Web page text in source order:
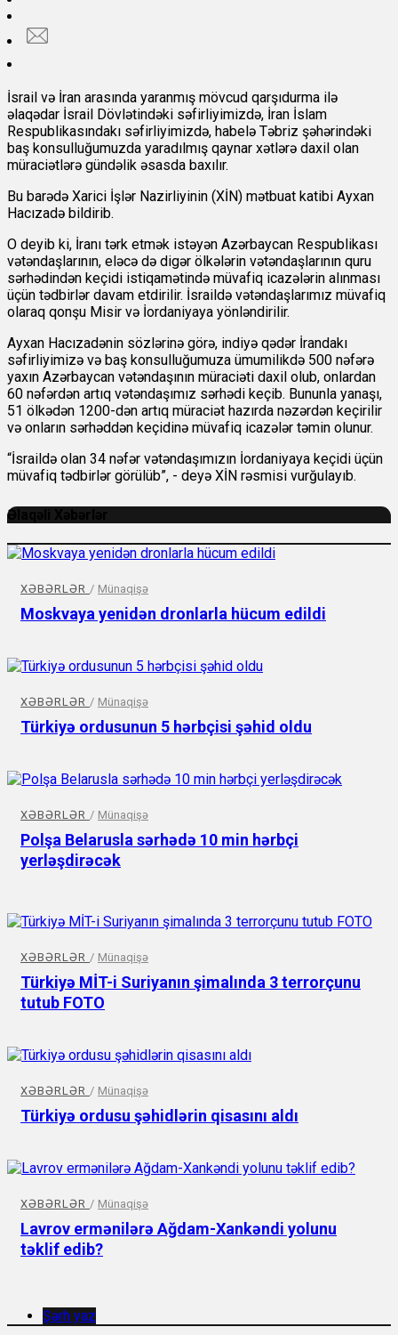
İsrail və İran arasında yaranmış mövcud qarşıdurma ilə
əlaqədar İsrail Dövlətindəki səfirliyimizdə, İran İslam
Respublikasındakı səfirliyimizdə, habelə Təbriz şəhərindəki
baş konsulluğumuzda yaradılmış qaynar xətlərə daxil olan
müraciətlərə gündəlik əsasda baxılır.
Bu barədə Xarici İşlər Nazirliyinin (XİN) mətbuat katibi Ayxan
Hacızadə bildirib.
O deyib ki, İranı tərk etmək istəyən Azərbaycan Respublikası
vətəndaşlarının, eləcə də digər ölkələrin vətəndaşlarının quru
sərhədindən keçidi istiqamətində müvafiq icazələrin alınması
üçün tədbirlər davam etdirilir. İsraildə vətəndaşlarımız müvafiq
olaraq qonşu Misir və İordaniyaya yönləndirilir.
Ayxan Hacızadənin sözlərinə görə, indiyə qədər İrandakı
səfirliyimizə və baş konsulluğumuza ümumilikdə 500 nəfərə
yaxın Azərbaycan vətəndaşının müraciəti daxil olub, onlardan
60 nəfərdən artıq vətəndaşımız sərhədi keçib. Bununla yanaşı,
51 ölkədən 1200-dən artıq müraciət hazırda nəzərdən keçirilir
və onların sərhəddən keçidinə müvafiq icazələr təmin olunur.
“İsraildə olan 34 nəfər vətəndaşımızın İordaniyaya keçidi üçün
müvafiq tədbirlər görülüb”, - deyə XİN rəsmisi vurğulayıb.
Əlaqəli Xəbərlər
XƏBƏRLƏR / Münaqişə
Moskvaya yenidən dronlarla hücum edildi
XƏBƏRLƏR / Münaqişə
Türkiyə ordusunun 5 hərbçisi şəhid oldu
XƏBƏRLƏR / Münaqişə
Polşa Belarusla sərhədə 10 min hərbçi
yerləşdirəcək
XƏBƏRLƏR / Münaqişə
Türkiyə MİT-i Suriyanın şimalında 3 terrorçunu
tutub FOTO
XƏBƏRLƏR / Münaqişə
Türkiyə ordusu şəhidlərin qisasını aldı
XƏBƏRLƏR / Münaqişə
Lavrov ermənilərə Ağdam-Xankəndi yolunu
təklif edib?
Şərh yaz